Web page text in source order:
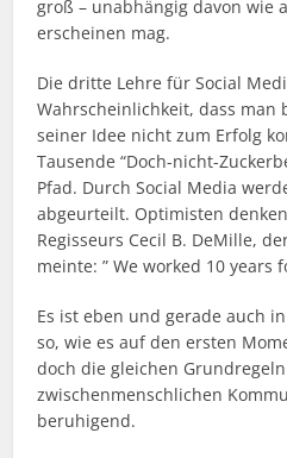
groß – unabhängig davon wie
erscheinen mag.
Die dritte Lehre für Social
Wahrscheinlichkeit, dass man
seiner Idee nicht zum Erfolg
Tausende “Doch-nicht-
Pfad. Durch Social Media
abgeurteilt. Optimisten
Regisseurs Cecil B. DeMille,
meinte: ” We worked 10 years
Es ist eben und gerade auch
so, wie es auf den ersten
doch die gleichen
zwischenmenschlichen
beruhigend.